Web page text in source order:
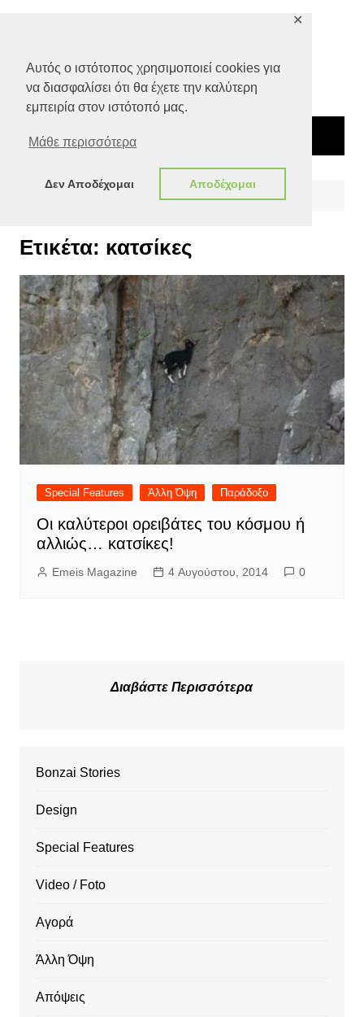
Αυτός ο ιστότοπος χρησιμοποιεί cookies για
να διασφαλίσει ότι θα έχετε την καλύτερη
εμπειρία στον ιστότοπό μας.
Μάθε περισσότερα
Δεν Αποδέχομαι Αποδέχομαι
✕
Ετικέτα: κατσίκες
Special Features Άλλη Όψη Παράδοξο
Οι καλύτεροι ορειβάτες του κόσμου ή
αλλιώς… κατσίκες!
Emeis Magazine 4 Αυγούστου, 2014 0
Διαβάστε Περισσότερα
Bonzai Stories
Design
Special Features
Video / Foto
Αγορά
Άλλη Όψη
Απόψεις